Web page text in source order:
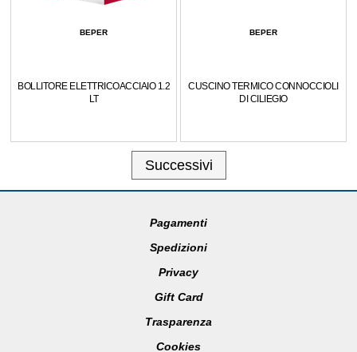
BEPER
BOLLITORE ELETTRICOACCIAIO 1.2
LT
BEPER
CUSCINO TERMICO CONNOCCIOLI
DI CILIEGIO
Successivi
Pagamenti
Spedizioni
Privacy
Gift Card
Trasparenza
Cookies